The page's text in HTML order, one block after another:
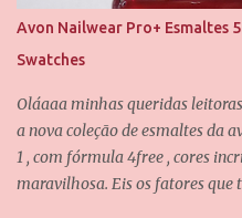
Avon Nailwear Pro+ Esmaltes
Swatches
Oláaaa minhas queridas
a nova coleção de esmaltes da
1 , com fórmula 4free , cores
maravilhosa. Eis os fatores que